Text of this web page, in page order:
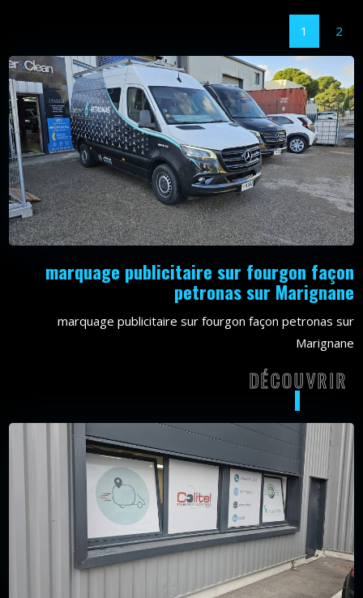
1 2
marquage publicitaire sur fourgon façon
petronas sur Marignane
marquage publicitaire sur fourgon façon petronas sur
Marignane
DÉCOUVRIR